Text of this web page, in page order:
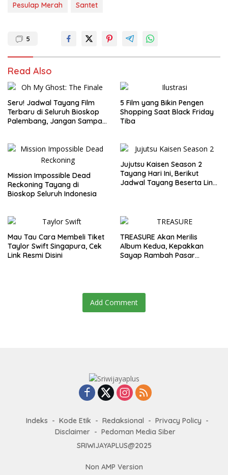
Pesulap Merah Santet
5
Read Also
Seru! Jadwal Tayang Film
Terbaru di Seluruh Bioskop
Palembang, Jangan Sampai
5 Film yang Bikin Pengen
Shopping Saat Black Friday
Tiba
Mission Impossible Dead
Reckoning Tayang di
Bioskop Seluruh Indonesia
Jujutsu Kaisen Season 2
Tayang Hari Ini, Berikut
Jadwal Tayang Beserta Link
Mau Tau Cara Membeli Tiket
Taylor Swift Singapura, Cek
Link Resmi Disini
TREASURE Akan Merilis
Album Kedua, Kepakkan
Sayap Rambah Pasar
Add Comment
Indeks Kode Etik Redaksional
Privacy Policy
Disclaimer
Pedoman Media Siber
SRIWIJAYAPLUS@2025
Non AMP Version